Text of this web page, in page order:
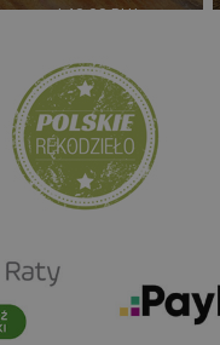
od 42.00 PLN
Kup teraz >